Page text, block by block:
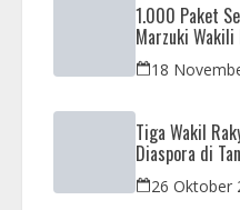
1.000 Paket
Marzuki Wakili
Sutiawan
18
Tiga Wakil
Diaspora di
Pemekaran
Pembangunan
26 Oktober